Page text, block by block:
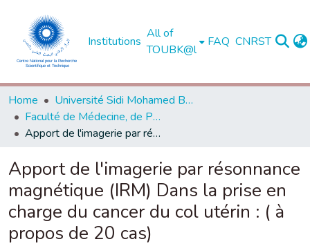
Institutions
All of
TOUBK@l
FAQ CNRST
Home
Université Sidi Mohamed Ben Abdellah de Fès
Faculté de Médecine, de Pharmacie et de Médecine Dentaire - Fès
Apport de l'imagerie par résonnance magnétique (IRM) Dans la prise en charge du cancer du col utérin : ( à propos de 20 cas)
Apport de l'imagerie par résonnance
magnétique (IRM) Dans la prise en
charge du cancer du col utérin : ( à
propos de 20 cas)